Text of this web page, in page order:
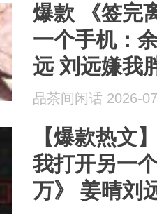
爆款 《签完
一个手机：
远 刘远嫌我
这话不下一
品茶间闲话 2026-
【爆款热文
我打开另一
万》 姜晴刘